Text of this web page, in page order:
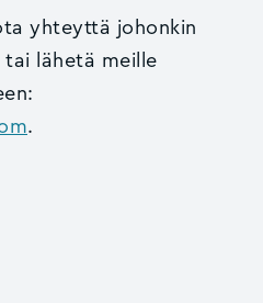
yhteyttä johonkin
lähetä meille
.